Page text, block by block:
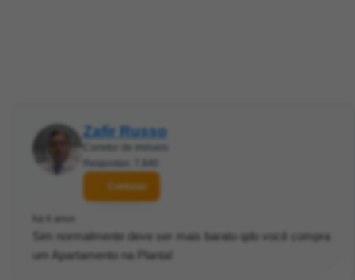
Zafir Russo
Contatar
Sim normalmente deve ser mais barato qdo você compra
um Apartamento na Planta!